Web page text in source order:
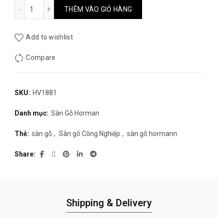
Sàn gỗ Hormann - HV1881 số lượng
THÊM VÀO GIỎ HÀNG
Add to wishlist
Compare
SKU: HV1881
Danh mục: Sàn Gỗ Horman
Thẻ: sàn gỗ , Sàn gỗ Công Nghiệp , sàn gỗ hormann
Share
Shipping & Delivery